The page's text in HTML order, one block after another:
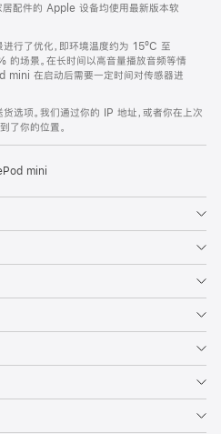
配件的 Apple 设备均使用最新版本软
行了优化，即环境温度约为 15ºC 至
场景。在长时间以高音量播放音频等情
mini 在启动后需要一定时间对传感器进
选项。我们通过你的 IP 地址，或者你在上次
了你的位置。
mini